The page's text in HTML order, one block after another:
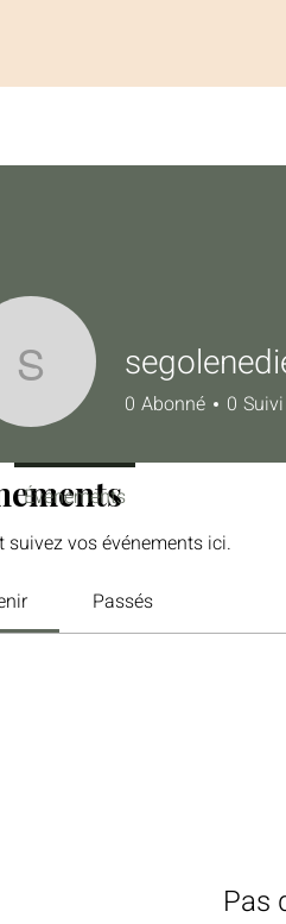
suivez vos événements ici.
Passés
Pas
segolenediet
0 Abonné 0 Suivi
Événements